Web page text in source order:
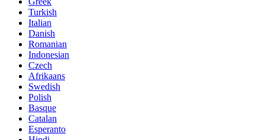
Turkish
Italian
Danish
Romanian
Indonesian
Czech
Afrikaans
Swedish
Polish
Basque
Catalan
Esperanto